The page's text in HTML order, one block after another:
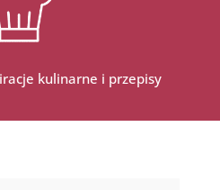
kulinarne i przepisy